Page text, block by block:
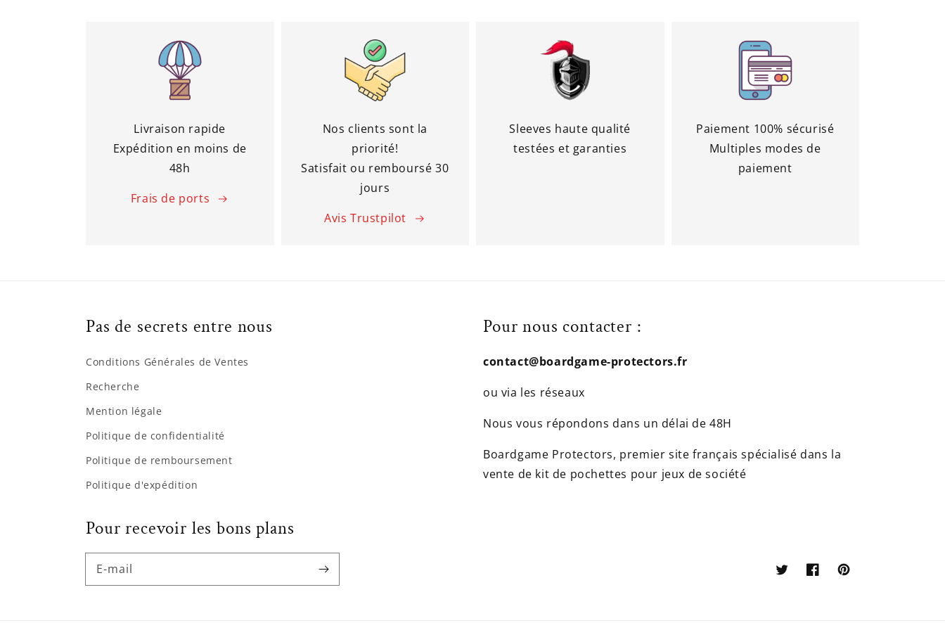
Livraison rapide
Expédition en moins de
48h
Frais de ports
Nos clients sont la
priorité!
Satisfait ou remboursé 30
jours
Avis Trustpilot
Sleeves haute qualité
testées et garanties
Paiement 100% sécurisé
Multiples modes de
paiement
Pas de secrets entre nous
Conditions Générales de Ventes
Recherche
Mention légale
Politique de confidentialité
Politique de remboursement
Politique d'expédition
Pour nous contacter :
contact@boardgame-protectors.fr
ou via les réseaux
Nous vous répondons dans un délai de 48H
Boardgame Protectors, premier site français spécialisé dans la
vente de kit de pochettes pour jeux de société
Pour recevoir les bons plans
E-mail
TwitterFacebookPinterest